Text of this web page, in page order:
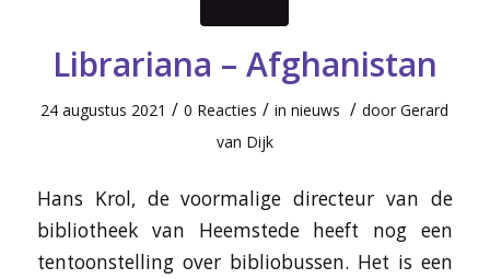
Librariana – Afghanistan
24 augustus 2021 / 0 Reacties / innieuws / doorGerard
van Dijk
Hans Krol, de voormalige directeur van de
bibliotheek van Heemstede heeft nog een
tentoonstelling over bibliobussen. Het is een